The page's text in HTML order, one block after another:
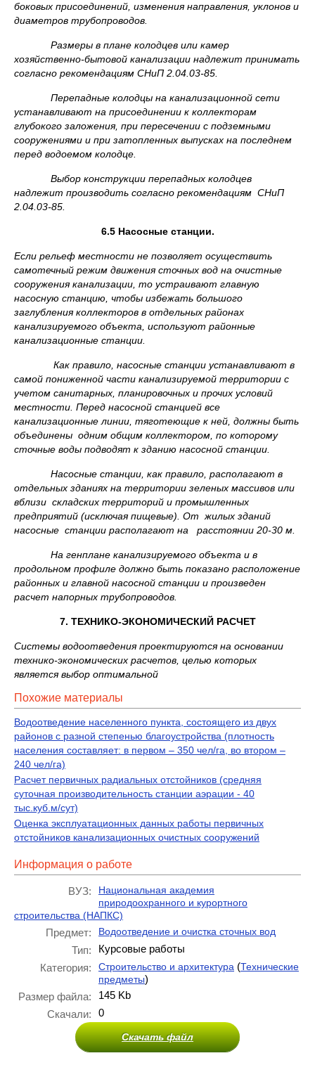
боковых присоединений, изменения направления, уклонов и
диаметров трубопроводов.
Размеры в плане колодцев или камер
хозяйственно-бытовой канализации надлежит принимать
согласно рекомендациям СНиП 2.04.03-85.
Перепадные колодцы на канализационной сети
устанавливают на присоединении к коллекторам
глубокого заложения, при пересечении с подземными
сооружениями и при затопленных выпусках на последнем
перед водоемом колодце.
Выбор конструкции перепадных колодцев
надлежит производить согласно рекомендациям СНиП
2.04.03-85.
6.5 Насосные станции.
Если рельеф местности не позволяет осуществить
самотечный режим движения сточных вод на очистные
сооружения канализации, то устраивают главную
насосную станцию, чтобы избежать большого
заглубления коллекторов в отдельных районах
канализируемого объекта, используют районные
канализационные станции.
Как правило, насосные станции устанавливают в
самой пониженной части канализируемой территории с
учетом санитарных, планировочных и прочих условий
местности. Перед насосной станцией все
канализационные линии, тяготеющие к ней, должны быть
объединены одним общим коллектором, по которому
сточные воды подводят к зданию насосной станции.
Насосные станции, как правило, располагают в
отдельных зданиях на территории зеленых массивов или
вблизи складских территорий и промышленных
предприятий (исключая пищевые). От жилых зданий
насосные станции располагают на расстоянии 20-30 м.
На генплане канализируемого объекта и в
продольном профиле должно быть показано расположение
районных и главной насосной станции и произведен
расчет напорных трубопроводов.
7. ТЕХНИКО-ЭКОНОМИЧЕСКИЙ РАСЧЕТ
Системы водоотведения проектируются на основании
технико-экономических расчетов, целью которых
является выбор оптимальной
Похожие материалы
Водоотведение населенного пункта, состоящего из двух
районов с разной степенью благоустройства (плотность
населения составляет: в первом – 350 чел/га, во втором –
240 чел/га)
Расчет первичных радиальных отстойников (средняя
суточная производительность станции аэрации - 40
тыс.куб.м/сут)
Оценка эксплуатационных данных работы первичных
отстойников канализационных очистных сооружений
Информация о работе
ВУЗ:
Национальная академия
природоохранного и курортного
строительства (НАПКС)
Предмет: Водоотведение и очистка сточных вод
Тип:
Курсовые работы
Категория:
Строительство и архитектура (Технические
предметы)
Размер файла:
145 Kb
Скачали:
0
Скачать файл